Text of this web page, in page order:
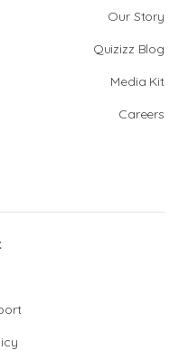
Our Story
Quizizz Blog
Media Kit
Careers